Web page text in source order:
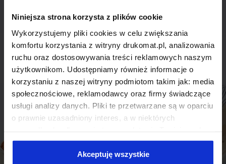
Niniejsza strona korzysta z plików cookie
Wykorzystujemy pliki cookies w celu zwiększania
komfortu korzystania z witryny drukomat.pl, analizowania
ruchu oraz dostosowywania treści reklamowych naszym
użytkownikom. Udostępniamy również informacje o
korzystaniu z naszej witryny podmiotom takim jak: media
społecznościowe, reklamodawcy oraz firmy świadczące
usługi analizy danych. Pliki te przetwarzane są w oparciu
o prawnie uzasadniony interes, a w niektórych
Niektóre z plików cookies dostarczane i przetwarzane są
przez naszych zewnętrznych partnerów, z których listą
Akceptuję wszystkie
Skontaktuj się